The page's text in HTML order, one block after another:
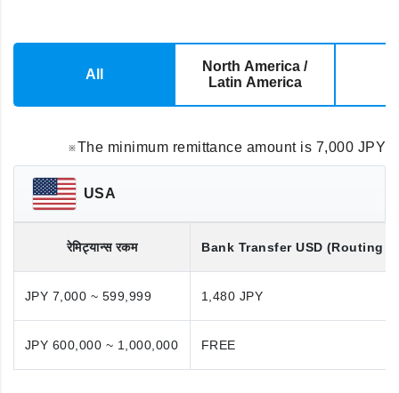
All
North America /
Latin America
※The minimum remittance amount is 7,000 JPY
USA
रेमिट्यान्स रकम Bank TransferUSD (Routing
JPY 7,000 ~ 599,999 1,480 JPY
JPY 600,000 ~ 1,000,000 FREE